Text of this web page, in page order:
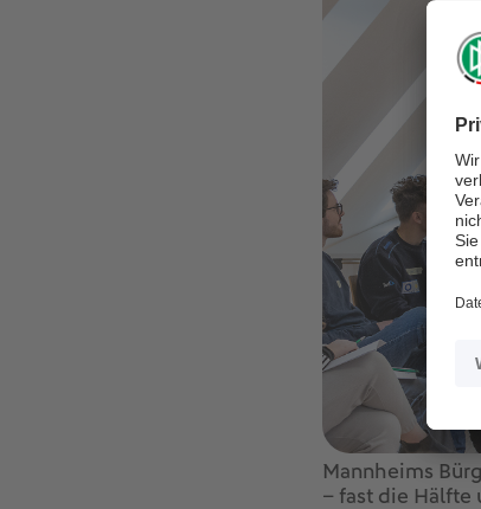
Mannheims
– fast die Hälfte